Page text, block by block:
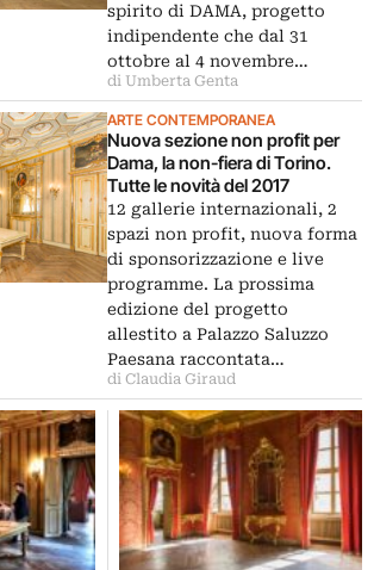
spirito di DAMA, progetto
indipendente che dal 31
ottobre al 4 novembre…
di Umberta Genta
ARTE CONTEMPORANEA
Nuova sezione non profit per
Dama, la non-fiera di Torino.
Tutte le novità del 2017
12 gallerie internazionali, 2
spazi non profit, nuova forma
di sponsorizzazione e live
programme. La prossima
edizione del progetto
allestito a Palazzo Saluzzo
Paesana raccontata…
di Claudia Giraud